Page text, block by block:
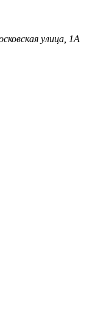
улица, 1А